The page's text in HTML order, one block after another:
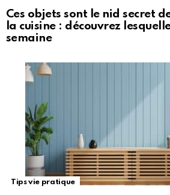
Ces objets sont le nid secret
la cuisine : découvrez
semaine
Tips vie pratique